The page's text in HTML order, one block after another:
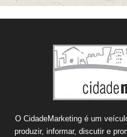
O CidadeMarketing é um
produzir, informar, discutir e